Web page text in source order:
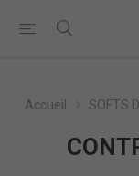
Accueil SOFTS